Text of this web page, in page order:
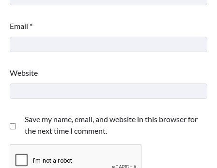
Email *
Website
Save my name, email, and website in this browser for
the next time I comment.